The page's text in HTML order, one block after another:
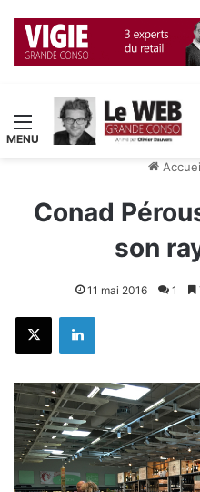
Menu
Conad
son
11 mai 2016 1
X Linkedin